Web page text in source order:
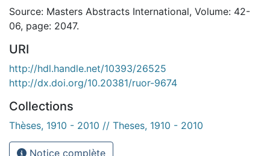
Source: Masters Abstracts International, Volume: 42-
06, page: 2047.
URI
http://hdl.handle.net/10393/26525
http://dx.doi.org/10.20381/ruor-9674
Collections
Thèses, 1910 - 2010 // Theses, 1910 - 2010
Notice complète